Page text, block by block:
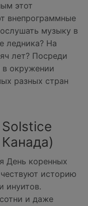
этот
внепрограммные
музыку в
ледника? На
лет? Посреди
в окружении
разных стран
День коренных
историю
инуитов.
и даже